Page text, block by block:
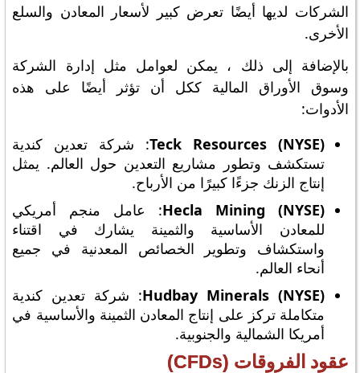
الشركات لديها أيضًا تعرض كبير لأسعار المعادن والسلع
الأخرى.
بالإضافة إلى ذلك ، يمكن لعوامل مثل إدارة الشركة
وسوق الأوراق المالية ككل أن تؤثر أيضًا على هذه
الأدوات:
Teck Resources (NYSE): شركة تعدين كندية
تستكشف وتطور مشاريع التعدين حول العالم. يمثل
إنتاج الزنك جزءًا كبيرًا من الأرباح.
Hecla Mining (NYSE): عامل منجم أمريكي
للمعادن الأساسية والثمينة يشارك في اقتناء
واستكشاف وتطوير الخصائص المعدنية في جميع
أنحاء العالم.
Hudbay Minerals (NYSE): شركة تعدين كندية
متكاملة تركز على إنتاج المعادن الثمينة والأساسية في
أمريكا الشمالية والجنوبية.
عقود الفروقات (CFDs)